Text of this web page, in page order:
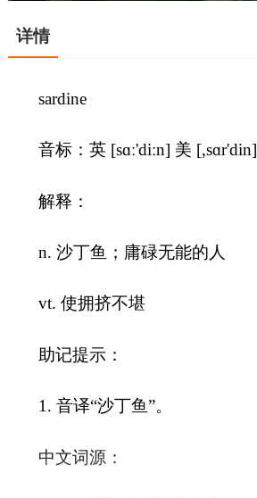
详情
sardine
音标：英 [sɑː'diːn] 美 [,sɑr'din]
解释：
n. 沙丁鱼；庸碌无能的人
vt. 使拥挤不堪
助记提示：
1. 音译“沙丁鱼”。
中文词源：